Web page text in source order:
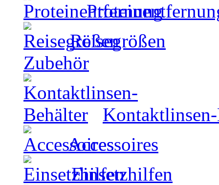
Reisegrößen
Zubehör
Accessoires
Einsetzhilfen